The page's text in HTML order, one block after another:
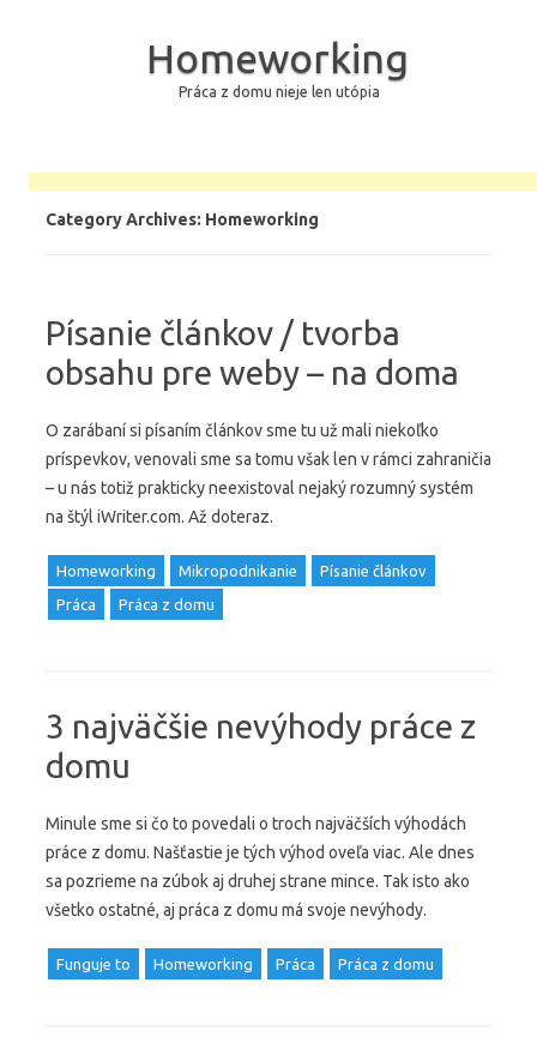
Homeworking
Práca z domu nieje len utópia
Category Archives: Homeworking
Písanie článkov / tvorba
obsahu pre weby – na doma
O zarábaní si písaním článkov sme tu už mali niekoľko
príspevkov, venovali sme sa tomu však len v rámci zahraničia
– u nás totiž prakticky neexistoval nejaký rozumný systém
na štýl iWriter.com. Až doteraz.
Homeworking Mikropodnikanie
Písanie článkov
Práca
Práca z domu
3 najväčšie nevýhody práce z
domu
Minule sme si čo to povedali o troch najväčších výhodách
práce z domu. Našťastie je tých výhod oveľa viac. Ale dnes
sa pozrieme na zúbok aj druhej strane mince. Tak isto ako
všetko ostatné, aj práca z domu má svoje nevýhody.
Funguje to Homeworking Práca Práca z domu